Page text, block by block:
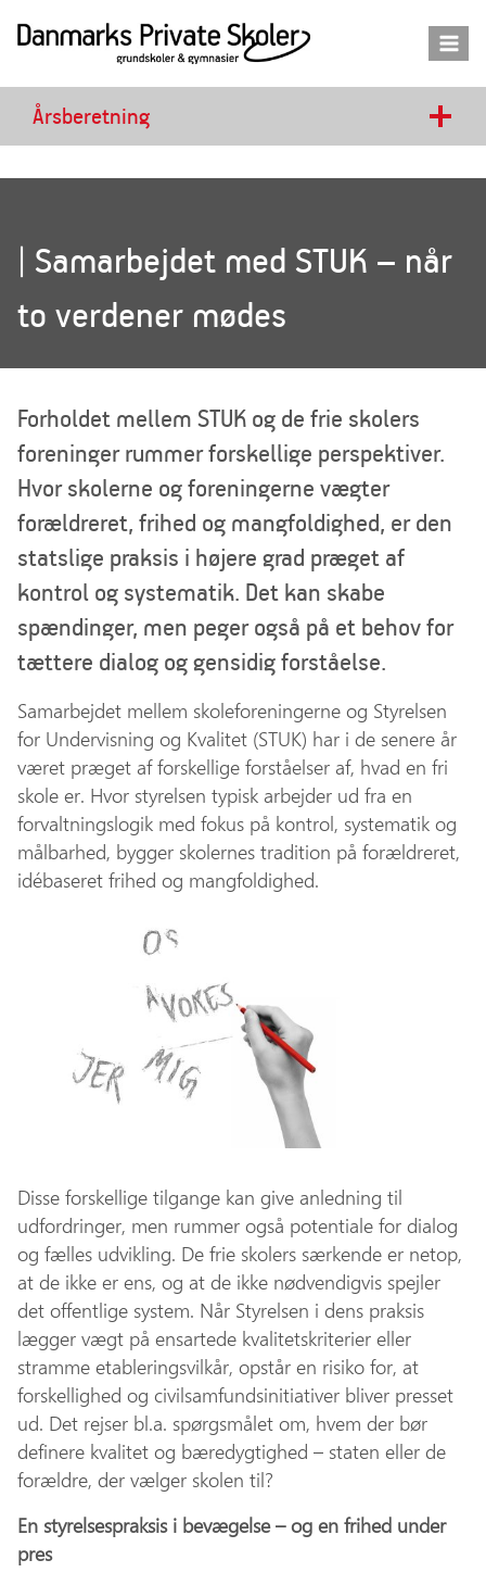
Årsberetning
| Samarbejdet med STUK – når
to verdener mødes
Forholdet mellem STUK og de frie skolers
foreninger rummer forskellige perspektiver.
Hvor skolerne og foreningerne vægter
forældreret, frihed og mangfoldighed, er den
statslige praksis i højere grad præget af
kontrol og systematik. Det kan skabe
spændinger, men peger også på et behov for
tættere dialog og gensidig forståelse.
Samarbejdet mellem skoleforeningerne og Styrelsen
for Undervisning og Kvalitet (STUK) har i de senere år
været præget af forskellige forståelser af, hvad en fri
skole er. Hvor styrelsen typisk arbejder ud fra en
forvaltningslogik med fokus på kontrol, systematik og
målbarhed, bygger skolernes tradition på forældreret,
idébaseret frihed og mangfoldighed.
Disse forskellige tilgange kan give anledning til
udfordringer, men rummer også potentiale for dialog
og fælles udvikling. De frie skolers særkende er netop,
at de ikke er ens, og at de ikke nødvendigvis spejler
det offentlige system. Når Styrelsen i dens praksis
lægger vægt på ensartede kvalitetskriterier eller
stramme etableringsvilkår, opstår en risiko for, at
forskellighed og civilsamfundsinitiativer bliver presset
ud. Det rejser bl.a. spørgsmålet om, hvem der bør
definere kvalitet og bæredygtighed – staten eller de
forældre, der vælger skolen til?
En styrelsespraksis i bevægelse – og en frihed under
pres